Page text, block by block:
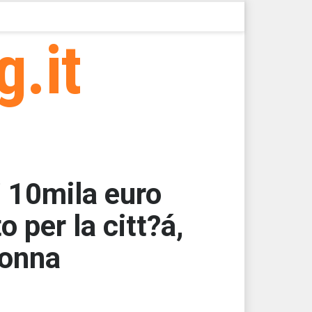
euro
per la citt?á,